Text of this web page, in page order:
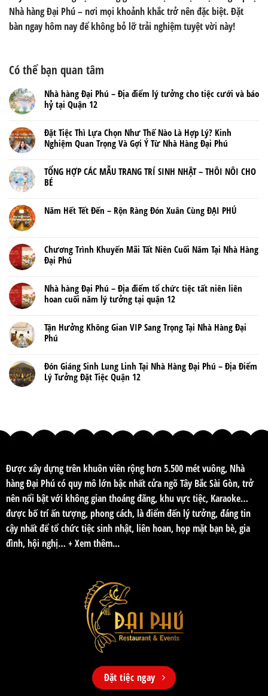
Nhà hàng Đại Phú – nơi mọi khoảnh khắc trở nên đặc biệt. Đặt
bàn ngay hôm nay để không bỏ lỡ trải nghiệm tuyệt vời này!
Có thể bạn quan tâm
Nhà hàng Đại Phú – Địa điểm lý tưởng cho tiệc cưới và báo
hỷ tại Quận 12
Đặt Tiệc Thì Lựa Chọn Như Thế Nào Là Hợp Lý? Kinh
Nghiệm Quan Trọng Và Gợi Ý Từ Nhà Hàng Đại Phú
TỔNG HỢP CÁC MẪU TRANG TRÍ SINH NHẬT – THÔI NÔI CHO
BÉ
Năm Hết Tết Đến – Rộn Ràng Đón Xuân Cùng ĐẠI PHÚ
Chương Trình Khuyến Mãi Tất Niên Cuối Năm Tại Nhà Hàng
Đại Phú
Nhà hàng Đại Phú – Địa điểm tổ chức tiệc tất niên liên
hoan cuối năm lý tưởng tại quận 12
Tận Hưởng Không Gian VIP Sang Trọng Tại Nhà Hàng Đại
Phú
Đón Giáng Sinh Lung Linh Tại Nhà Hàng Đại Phú – Địa Điểm
Lý Tưởng Đặt Tiệc Quận 12
Được xây dựng trên khuôn viên rộng hơn 5.500 mét vuông, Nhà
hàng Đại Phú có quy mô lớn bậc nhất cửa ngõ Tây Bắc Sài Gòn, trở
nên nổi bật với không gian thoáng đãng, khu vực tiệc, Karaoke…
được bố trí ấn tượng, phong cách, là điểm đến lý tưởng, đáng tin
cậy nhất để tổ chức tiệc sinh nhật, liên hoan, họp mặt bạn bè, gia
đình, hội nghị… + Xem thêm...
Đặt tiệc ngay